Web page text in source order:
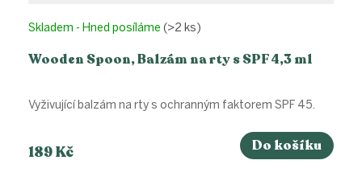
Wooden Spoon, Balzám na rty s SPF 4,3 ml
Skladem - Hned posíláme (>2 ks)
189 Kč Do košíku
Vyživující balzám na rty s ochranným faktorem SPF 45.